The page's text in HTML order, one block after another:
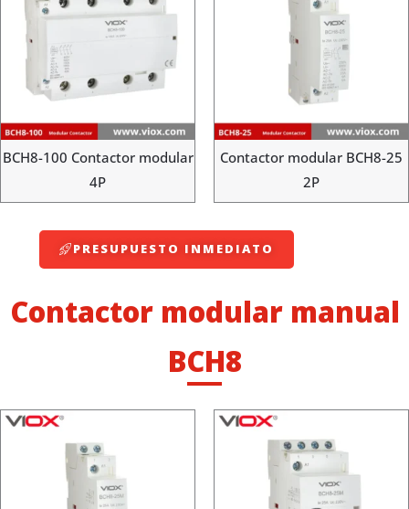
BCH8-100 Contactor modular
4P
Contactor modular BCH8-25
2P
PRESUPUESTO INMEDIATO
Contactor modular manual
BCH8